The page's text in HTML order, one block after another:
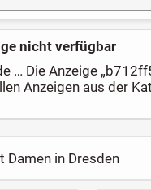
nicht verfügbar
… Die Anzeige
Anzeigen aus der
Damen in Dresden